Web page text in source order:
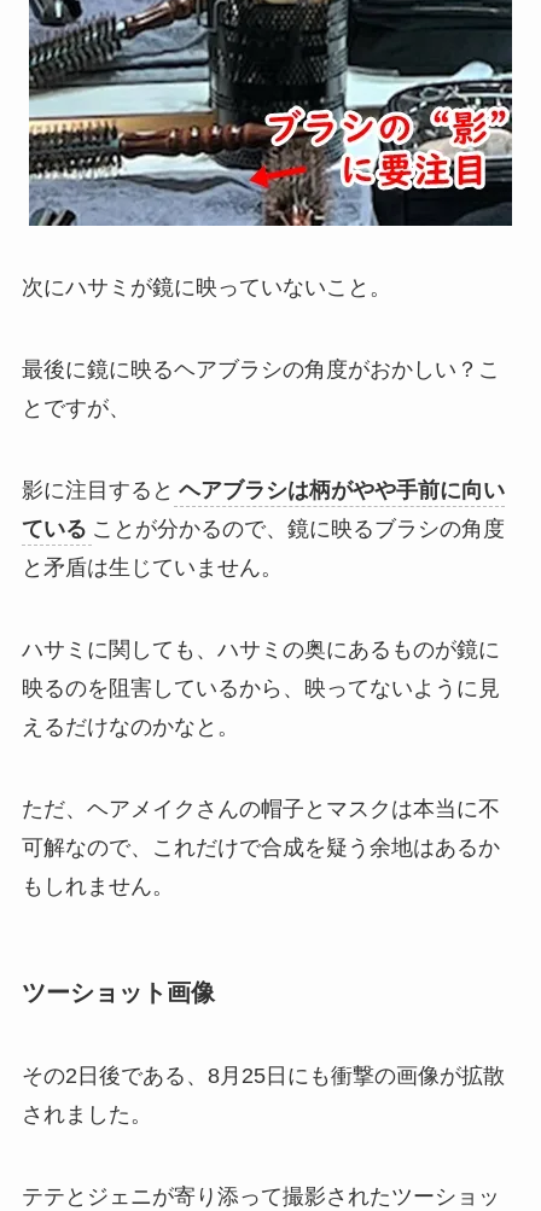
次にハサミが鏡に映っていないこと。
最後に鏡に映るヘアブラシの角度がおかしい？こ
とですが、
影に注目すると ヘアブラシは柄がやや手前に向い
ている ことが分かるので、鏡に映るブラシの角度
と矛盾は生じていません。
ハサミに関しても、ハサミの奥にあるものが鏡に
映るのを阻害しているから、映ってないように見
えるだけなのかなと。
ただ、ヘアメイクさんの帽子とマスクは本当に不
可解なので、これだけで合成を疑う余地はあるか
もしれません。
ツーショット画像
その2日後である、8月25日にも衝撃の画像が拡散
されました。
テテとジェニが寄り添って撮影されたツーショッ